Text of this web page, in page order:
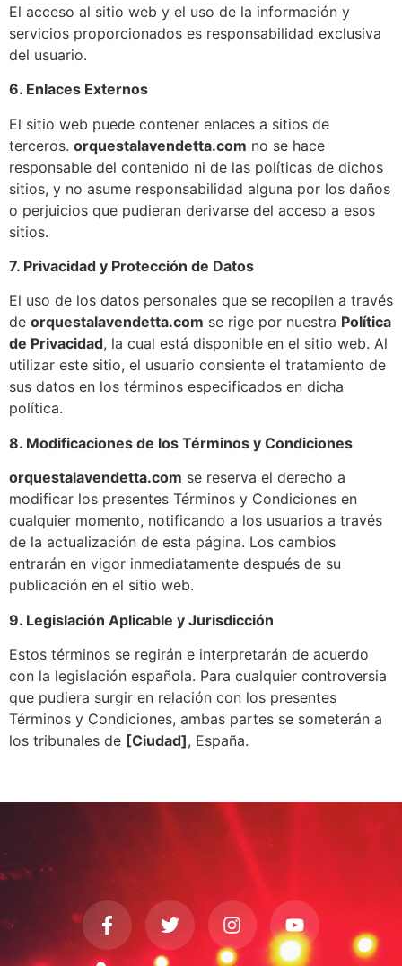
El acceso al sitio web y el uso de la información y
servicios proporcionados es responsabilidad exclusiva
del usuario.
6. Enlaces Externos
El sitio web puede contener enlaces a sitios de
terceros. orquestalavendetta.com no se hace
responsable del contenido ni de las políticas de dichos
sitios, y no asume responsabilidad alguna por los daños
o perjuicios que pudieran derivarse del acceso a esos
sitios.
7. Privacidad y Protección de Datos
El uso de los datos personales que se recopilen a través
de orquestalavendetta.com se rige por nuestra Política
de Privacidad, la cual está disponible en el sitio web. Al
utilizar este sitio, el usuario consiente el tratamiento de
sus datos en los términos especificados en dicha
política.
8. Modificaciones de los Términos y Condiciones
orquestalavendetta.com se reserva el derecho a
modificar los presentes Términos y Condiciones en
cualquier momento, notificando a los usuarios a través
de la actualización de esta página. Los cambios
entrarán en vigor inmediatamente después de su
publicación en el sitio web.
9. Legislación Aplicable y Jurisdicción
Estos términos se regirán e interpretarán de acuerdo
con la legislación española. Para cualquier controversia
que pudiera surgir en relación con los presentes
Términos y Condiciones, ambas partes se someterán a
los tribunales de [Ciudad], España.